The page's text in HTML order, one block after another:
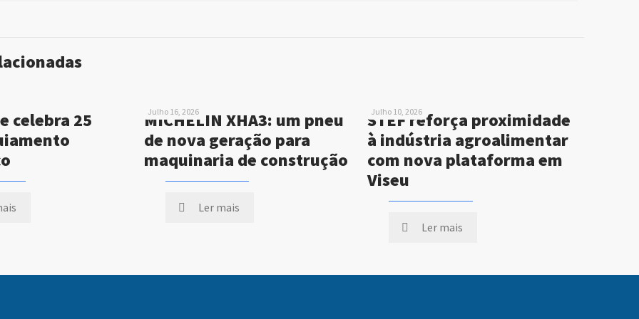
celebra 25
Julho 16, 2026
MICHELIN XHA3: um pneu
de nova geração para
maquinaria de construção
Ler mais
Julho 10, 2026
STEF reforça proximidade
à indústria agroalimentar
com nova plataforma em
Viseu
Ler mais